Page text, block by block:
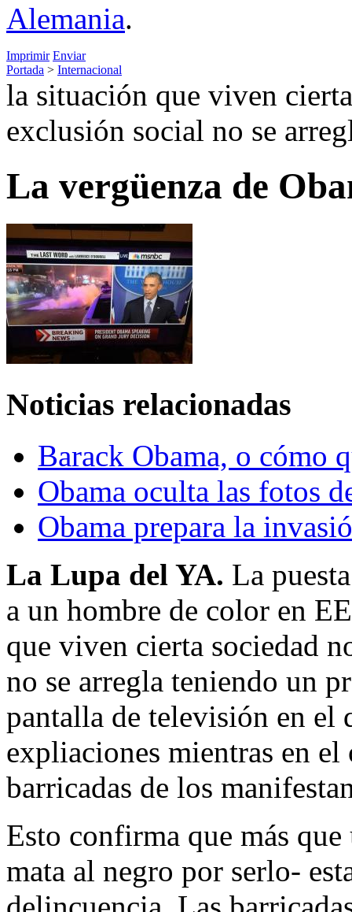
Alemania.
Imprimir Enviar
Portada > Internacional
la situación que viven
exclusión social no se
La vergüenza de
Noticias relacionadas
Barack Obama, o cómo
Obama oculta las fotos
Obama prepara la
La Lupa del YA. La
a un hombre de color en
que viven cierta sociedad
no se arregla teniendo un
pantalla de televisión en el
expliaciones mientras en
barricadas de los
Esto confirma que más
mata al negro por serlo-